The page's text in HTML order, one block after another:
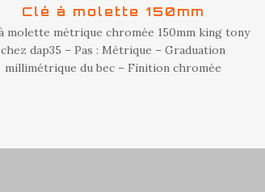
Clé à molette 150mm
molette métrique chromée 150mm king tony
chez dap35 – Pas : Métrique – Graduation
millimétrique du bec – Finition chromée